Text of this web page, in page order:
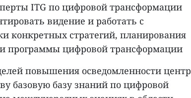
ITG по цифровой трансформации
видение и работать с
конкретных стратегий, планирования
программы цифровой трансформации
повышения осведомленности центр
базовую базу знаний по цифровой